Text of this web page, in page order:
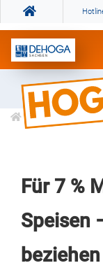
Informationen
Für 7 %
Speisen